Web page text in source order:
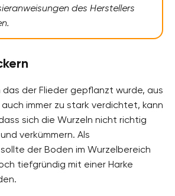
des Herstellers
das der Flieder gepflanzt wurde, aus
immer zu stark verdichtet, kann
sich die Wurzeln nicht richtig
verkümmern. Als
der Boden im Wurzelbereich
tiefgründig mit einer Harke